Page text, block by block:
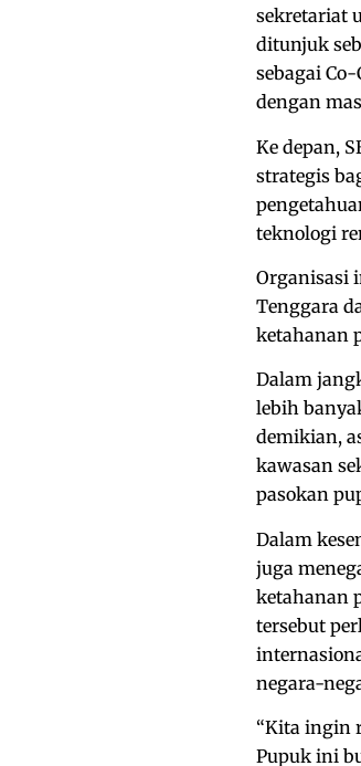
sekretariat
ditunjuk
sebagai
dengan
Ke depan,
strategis
teknologi
Organisasi
Tenggara
ketahanan
Dalam
lebih
demikian,
kawasan
pasokan
Dalam
juga
ketahanan
tersebut
negara-
“Kita ingin
Pupuk ini